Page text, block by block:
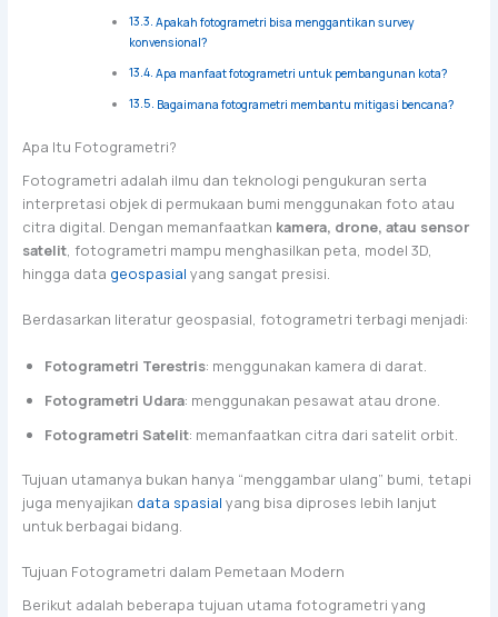
Apakah fotogrametri bisa menggantikan survey
konvensional?
Apa manfaat fotogrametri untuk pembangunan kota?
Bagaimana fotogrametri membantu mitigasi bencana?
Apa Itu Fotogrametri?
Fotogrametri adalah ilmu dan teknologi pengukuran serta
interpretasi objek di permukaan bumi menggunakan foto atau
citra digital. Dengan memanfaatkan kamera, drone, atau sensor
satelit, fotogrametri mampu menghasilkan peta, model 3D,
hingga data geospasial yang sangat presisi.
Berdasarkan literatur geospasial, fotogrametri terbagi menjadi:
Fotogrametri Terestris: menggunakan kamera di darat.
Fotogrametri Udara: menggunakan pesawat atau drone.
Fotogrametri Satelit: memanfaatkan citra dari satelit orbit.
Tujuan utamanya bukan hanya “menggambar ulang” bumi, tetapi
juga menyajikan data spasial yang bisa diproses lebih lanjut
untuk berbagai bidang.
Tujuan Fotogrametri dalam Pemetaan Modern
Berikut adalah beberapa tujuan utama fotogrametri yang